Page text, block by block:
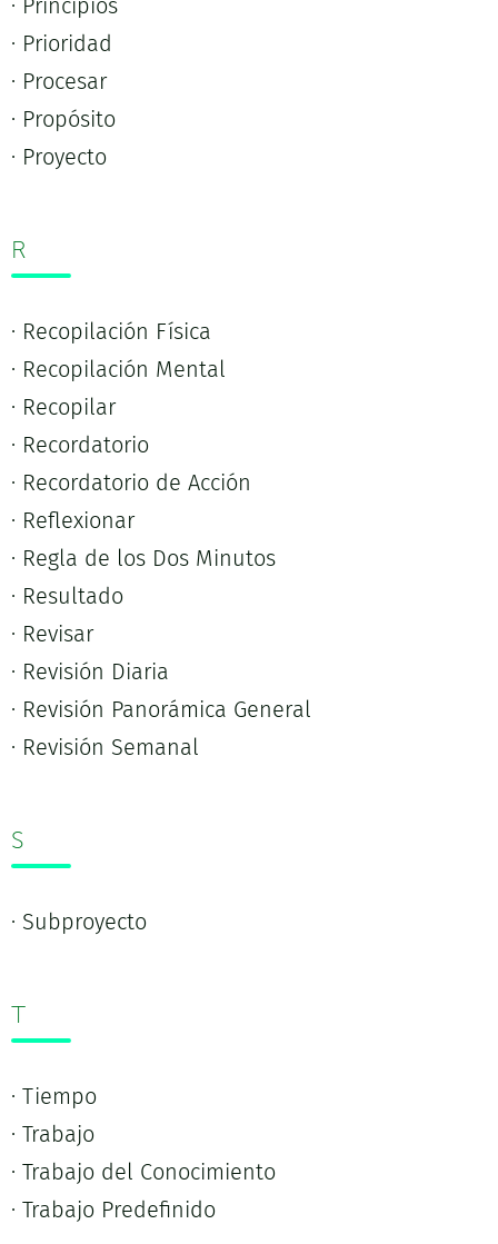
· Principios
· Prioridad
· Procesar
· Propósito
· Proyecto
R
· Recopilación Física
· Recopilación Mental
· Recopilar
· Recordatorio
· Recordatorio de Acción
· Reflexionar
· Regla de los Dos Minutos
· Resultado
· Revisar
· Revisión Diaria
· Revisión Panorámica General
· Revisión Semanal
S
· Subproyecto
T
· Tiempo
· Trabajo
· Trabajo del Conocimiento
· Trabajo Predefinido